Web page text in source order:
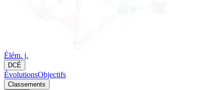
Élém. j.
DCÉ
ÉvolutionsObjectifs
Classements